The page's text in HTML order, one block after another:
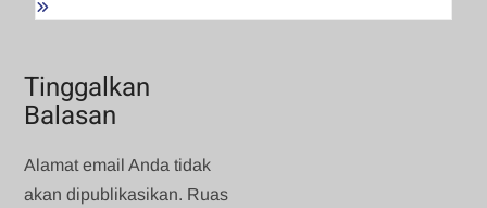
Tinggalkan
Balasan
Alamat email Anda tidak
akan dipublikasikan. Ruas